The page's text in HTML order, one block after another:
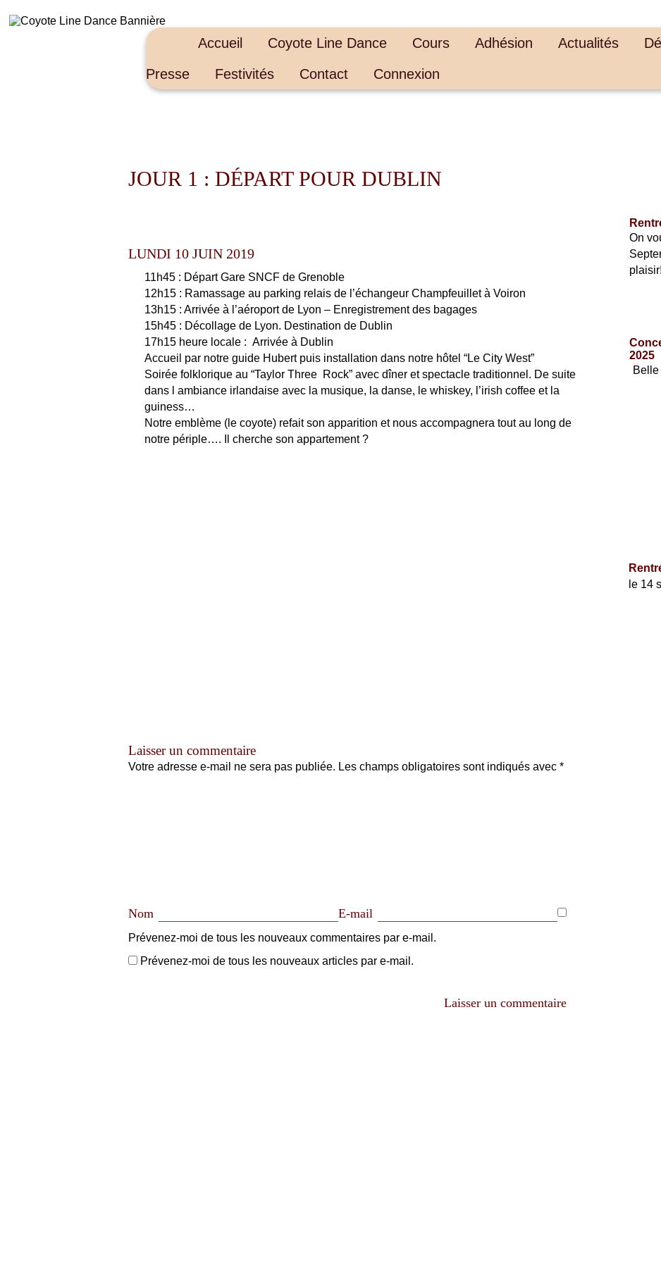
Accueil Coyote Line Dance Cours Adhésion Actualités
Presse
Festivités Contact Connexion
JOUR 1 : DÉPART POUR DUBLIN
LUNDI 10 JUIN 2019
11h45 : Départ Gare SNCF de Grenoble
12h15 : Ramassage au parking relais de l’échangeur Champfeuillet à Voiron
13h15 : Arrivée à l’aéroport de Lyon – Enregistrement des bagages
15h45 : Décollage de Lyon. Destination de Dublin
17h15 heure locale : Arrivée à Dublin
Accueil par notre guide Hubert puis installation dans notre hôtel “Le City West”
Soirée folklorique au “Taylor Three Rock” avec dîner et spectacle traditionnel. De suite
dans l ambiance irlandaise avec la musique, la danse, le whiskey, l’irish coffee et la
guiness…
Notre emblème (le coyote) refait son apparition et nous accompagnera tout au long de
notre périple…. Il cherche son appartement ?
Laisser un commentaire
Votre adresse e-mail ne sera pas publiée. Les champs obligatoires sont indiqués avec *
Nom E-mail
Prévenez-moi de tous les nouveaux commentaires par e-mail.
Prévenez-moi de tous les nouveaux articles par e-mail.
On
2025
le 14